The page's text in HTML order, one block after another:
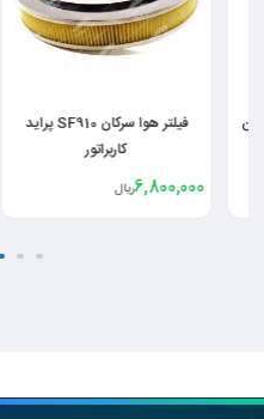
فیلتر هوا سرکان SF910 پراید
کاربراتور
6,800,000ریال